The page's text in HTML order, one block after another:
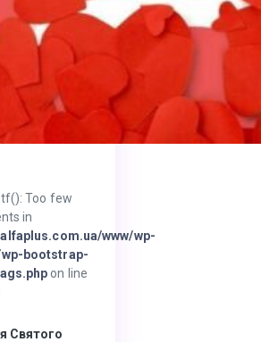
Too few
in
www/wp-
bootstrap-
on line
Святого